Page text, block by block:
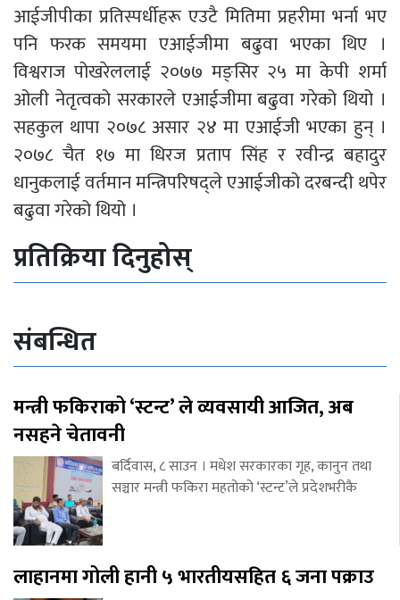
आईजीपीका प्रतिस्पर्धीहरू एउटै मितिमा प्रहरीमा भर्ना भए
पनि फरक समयमा एआईजीमा बढुवा भएका थिए ।
विश्वराज पोखरेललाई २०७७ मङ्सिर २५ मा केपी शर्मा
ओली नेतृत्वको सरकारले एआईजीमा बढुवा गरेको थियो ।
सहकुल थापा २०७८ असार २४ मा एआईजी भएका हुन् ।
२०७८ चैत १७ मा धिरज प्रताप सिंह र रवीन्द्र बहादुर
धानुकलाई वर्तमान मन्त्रिपरिषद्ले एआईजीको दरबन्दी थपेर
बढुवा गरेको थियो ।
प्रतिक्रिया दिनुहोस्
संबन्धित
मन्त्री फकिराको ‘स्टन्ट’ ले व्यवसायी आजित, अब
नसहने चेतावनी
बर्दिवास, ८ साउन । मधेश सरकारका गृह, कानुन तथा
सञ्चार मन्त्री फकिरा महतोको ‘स्टन्ट’ले प्रदेशभरीकै
लाहानमा गोली हानी ५ भारतीयसहित ६ जना पक्राउ